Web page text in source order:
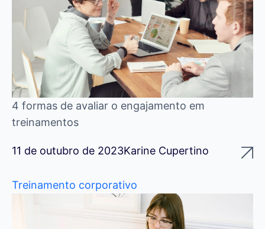
4 formas de avaliar o engajamento em
treinamentos
11 de outubro de 2023Karine Cupertino
Treinamento corporativo